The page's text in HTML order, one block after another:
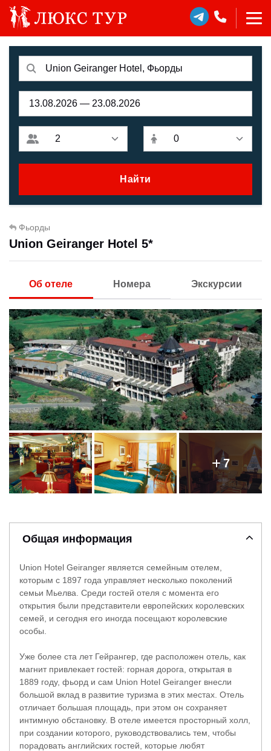
Найти
Фьорды
Union Geiranger Hotel 5*
Об отеле Номера Экскурсии
7
Общая информация
Union Hotel Geiranger является семейным отелем,
которым с 1897 года управляет несколько поколений
семьи Мьелва. Среди гостей отеля с момента его
открытия были представители европейских королевских
семей, и сегодня его иногда посещают королевские
особы.
Уже более ста лет Гейрангер, где расположен отель, как
магнит привлекает гостей: горная дорога, открытая в
1889 году, фьорд и сам Union Hotel Geiranger внесли
большой вклад в развитие туризма в этих местах. Отель
отличает большая площадь, при этом он сохраняет
интимную обстановку. В отеле имеется просторный холл,
при создании которого, руководствовались тем, чтобы
порадовать английских гостей, которые любят